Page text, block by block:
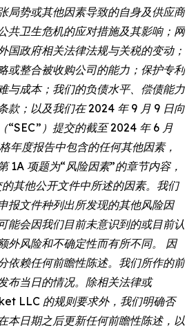
局势或其他因素导致的自身及供应商
共卫生危机的应对措施及其影响；网
国政府相关法律法规与关税的变动；
或整合被收购公司的能力；保护专利
与成本；我们的负债水平、偿债能力
款；以及我们在 2024 年 9 月 9 日向
“SEC”）提交的截至 2024 年 6 月
年度报告中包含的任何其他因素，
1A 项题为“风险因素”的章节内容，
其他公开文件中所述的因素。我们
报文件种列出所发现的其他风险因
能会因我们目前未意识到的或目前认
外风险和不确定性而有所不同。 因
依赖任何前瞻性陈述。我们所作的前
布当日的情况。除相关法律或
LLC 的规则要求外，我们明确否
本日期之后更新任何前瞻性陈述，以